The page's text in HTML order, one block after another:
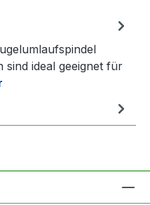
sind ideal geeignet für